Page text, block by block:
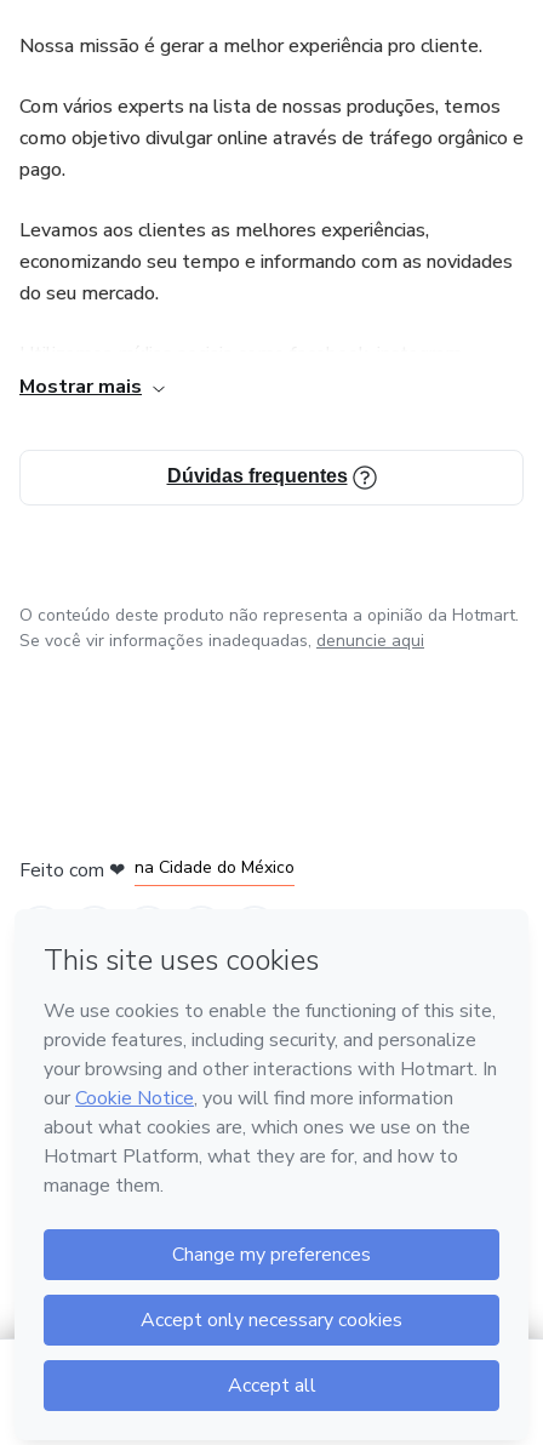
Nossa missão é gerar a melhor experiência pro cliente.
Com vários experts na lista de nossas produções, temos
como objetivo divulgar online através de tráfego orgânico e
pago.
Levamos aos clientes as melhores experiências,
economizando seu tempo e informando com as novidades
do seu mercado.
twitter, entre outros.
Empresa apenas online, não temos ponto físico, pois nosso
Mostrar mais
Dúvidas frequentes
$32.00
O conteúdo deste produto não representa a opinião da Hotmart.
Se você vir informações inadequadas, denuncie aqui
Feito com ❤ na Cidade do México
Conheça a Hotmart
Idioma
Português
Hotmart — 2011-2026 © Todos os direitos reservados.